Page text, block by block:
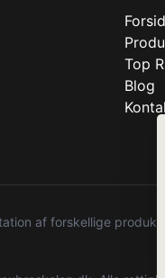
Top
Blog
af forskellige